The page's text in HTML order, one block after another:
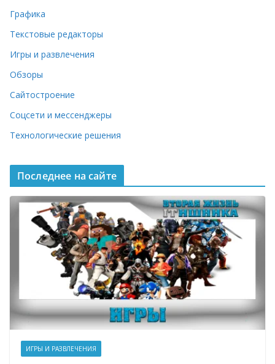
Графика
Текстовые редакторы
Игры и развлечения
Обзоры
Сайтостроение
Соцсети и мессенджеры
Технологические решения
Последнее на сайте
ИГРЫ И РАЗВЛЕЧЕНИЯ